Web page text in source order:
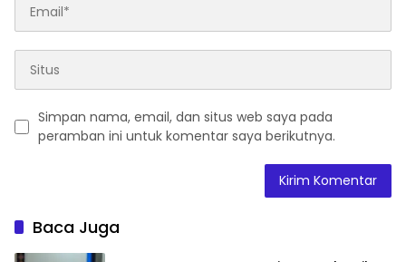
Simpan nama, email, dan situs web saya pada
peramban ini untuk komentar saya berikutnya.
Baca Juga